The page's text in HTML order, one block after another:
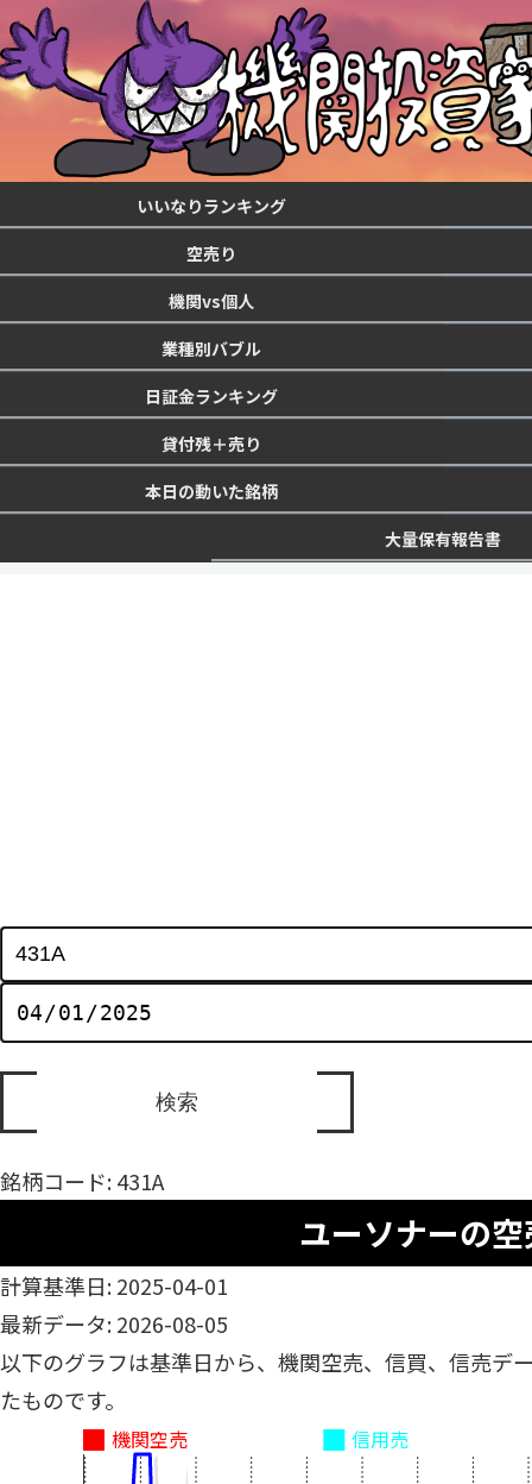
いいなりランキング
空売り
機関vs個人
業種別バブル
日証金ランキング
貸付残＋売り
本日の動いた銘柄
大量保有報告書
銘柄コード: 431A
ユーソナーの
計算基準日: 2025-04-01
最新データ: 2026-08-05
以下のグラフは基準日から、機関空売、信買、信売デ
たものです。
機関空売 信用売